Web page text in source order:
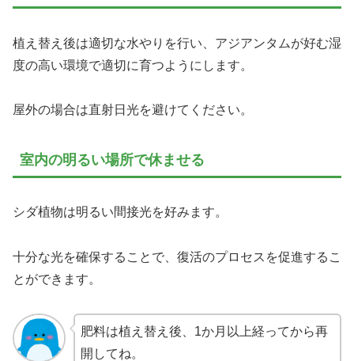
植え替え後は適切な水やりを行い、アジアンタムが好む湿
度の高い環境で適切に育つようにします。
屋外の場合は直射日光を避けてください。
室内の明るい場所で休ませる
シダ植物は明るい間接光を好みます。
十分な光を確保することで、復活のプロセスを促進するこ
とができます。
肥料は植え替え後、1か月以上経ってから再
開してね。